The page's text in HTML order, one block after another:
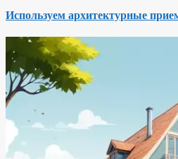
Используем архитектурные